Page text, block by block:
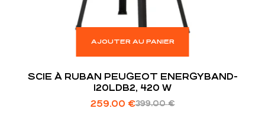
AJOUTER AU PANIER
SCIE À RUBAN PEUGEOT ENERGYBAND-
120LDB2, 420 W
399.00€
259.00 €